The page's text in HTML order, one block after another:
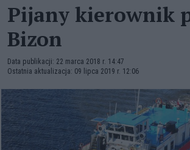
Pijany kierownik
Bizon
Data publikacji: 22 marca 2018 r. 14:47
Ostatnia aktualizacja: 09 lipca 2019 r. 12:06